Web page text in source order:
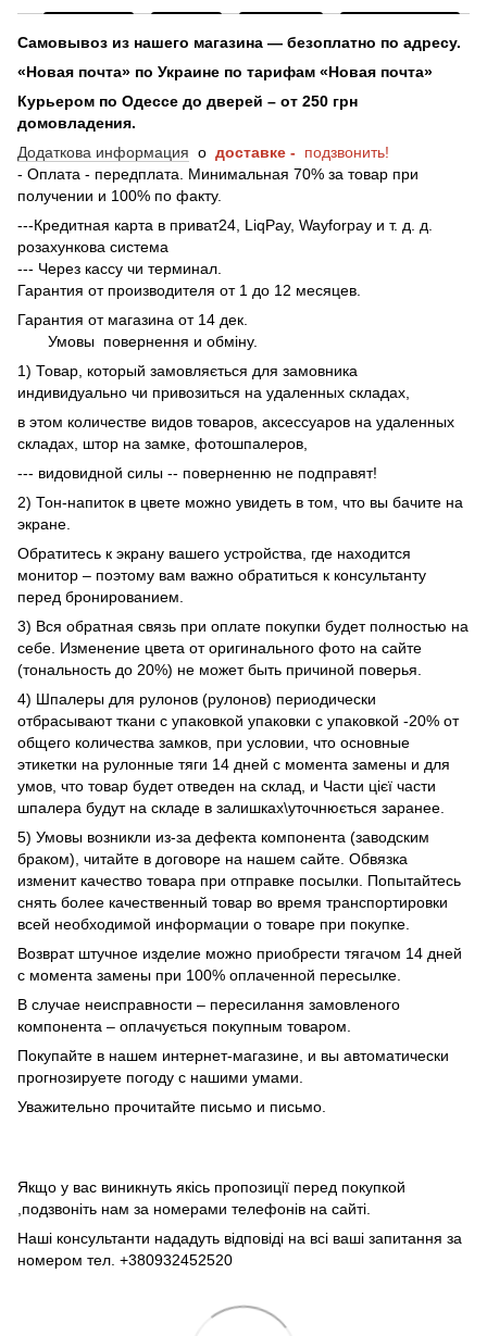
Самовывоз из нашего магазина — безоплатно по адресу.
«Новая почта» по Украине по тарифам «Новая почта»
Курьером по Одессе до дверей – от 250 грн
домовладения.
Додаткова информация о доставке - подзвонить!
- Оплата - передплата. Минимальная 70% за товар при
получении и 100% по факту.
---Кредитная карта в приват24, LiqPay, Wayforpay и т. д. д.
розахункова система
--- Через кассу чи терминал.
Гарантия от производителя от 1 до 12 месяцев.
Гарантия от магазина от 14 дек.
Умовы повернення и обміну.
1) Товар, который замовляється для замовника
индивидуально чи привозиться на удаленных складах,
в этом количестве видов товаров, аксессуаров на удаленных
складах, штор на замке, фотошпалеров,
--- видовидной силы -- поверненню не подправят!
2) Тон-напиток в цвете можно увидеть в том, что вы бачите на
экране.
Обратитесь к экрану вашего устройства, где находится
монитор – поэтому вам важно обратиться к консультанту
перед бронированием.
3) Вся обратная связь при оплате покупки будет полностью на
себе. Изменение цвета от оригинального фото на сайте
(тональность до 20%) не может быть причиной поверья.
4) Шпалеры для рулонов (рулонов) периодически
отбрасывают ткани с упаковкой упаковки с упаковкой -20% от
общего количества замков, при условии, что основные
этикетки на рулонные тяги 14 дней с момента замены и для
умов, что товар будет отведен на склад, и Части цієї части
шпалера будут на складе в залишках\уточнюється заранее.
5) Умовы возникли из-за дефекта компонента (заводским
браком), читайте в договоре на нашем сайте. Обвязка
изменит качество товара при отправке посылки. Попытайтесь
снять более качественный товар во время транспортировки
всей необходимой информации о товаре при покупке.
Возврат штучное изделие можно приобрести тягачом 14 дней
с момента замены при 100% оплаченной пересылке.
В случае неисправности – пересилання замовленого
компонента – оплачується покупным товаром.
Покупайте в нашем интернет-магазине, и вы автоматически
прогнозируете погоду с нашими умами.
Уважительно прочитайте письмо и письмо.
Якщо у вас виникнуть якісь пропозиції перед покупкой
,подзвоніть нам за номерами телефонів на сайті.
Наші консультанти нададуть відповіді на всі ваші запитання за
номером тел. +380932452520